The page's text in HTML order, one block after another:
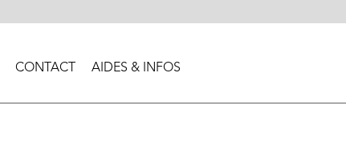
CONTACT AIDES & INFOS